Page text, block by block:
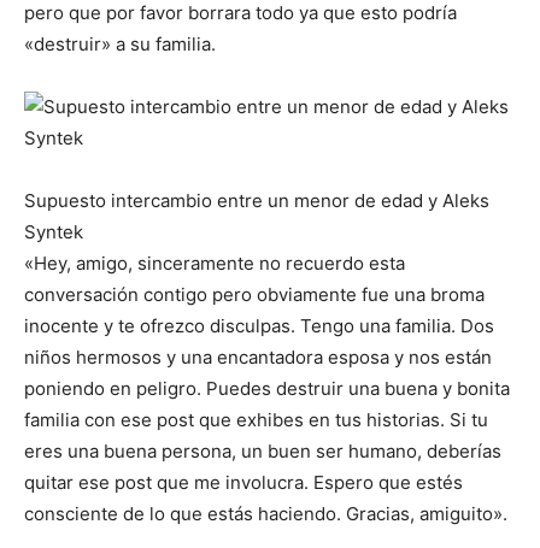
pero que por favor borrara todo ya que esto podría
«destruir» a su familia.
Supuesto intercambio entre un menor de edad y Aleks
Syntek
«Hey, amigo, sinceramente no recuerdo esta
conversación contigo pero obviamente fue una broma
inocente y te ofrezco disculpas. Tengo una familia. Dos
niños hermosos y una encantadora esposa y nos están
poniendo en peligro. Puedes destruir una buena y bonita
familia con ese post que exhibes en tus historias. Si tu
eres una buena persona, un buen ser humano, deberías
quitar ese post que me involucra. Espero que estés
consciente de lo que estás haciendo. Gracias, amiguito».